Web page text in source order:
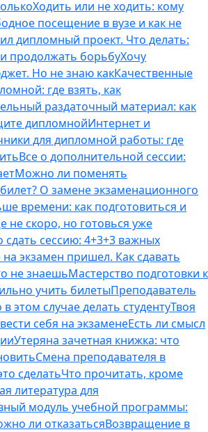
Ходить или не ходить: кому
посещение в вузе и как не
дипломный проект. Что делать:
продолжать борьбуХочу
Но не знаю какКачественные
где взять, как
раздаточный материал: как
дипломнойИнтернет и
для дипломной работы: где
Все о дополнительной сессии:
Можно ли поменять
О замене экзаменационного
времени: как подготовиться и
не скоро, но готовься уже
сдать сессию: 4+3+3 важных
экзамен пришел. Как сдавать
не знаешьМастерство подготовки к
учить билетыПреподаватель
в этом случае делать студентуТвоя
себя на экзаменеЕсть ли смысл
Утеряна зачетная книжка: что
Смена преподавателя в
сделатьЧто прочитать, кроме
литература для
модуль учебной программы:
ли отказатьсяВозвращение в